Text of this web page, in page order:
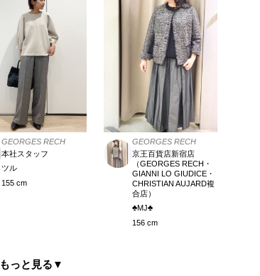
GEORGES RECH
本社スタッフ
ツル
155 cm
GEORGES RECH
京王百貨店新宿店
（GEORGES RECH・
GIANNI LO GIUDICE・
CHRISTIAN AUJARD複
合店）
♣︎MJ♣︎
156 cm
もっと見る ▼